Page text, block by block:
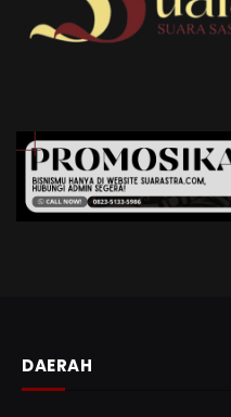
DAERAH